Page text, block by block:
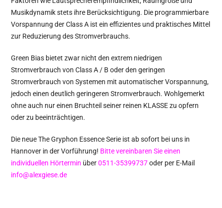
Musikdynamik stets ihre Berücksichtigung. Die programmierbare
Vorspannung der Class A ist ein effizientes und praktisches Mittel
zur Reduzierung des Stromverbrauchs.
Green Bias bietet zwar nicht den extrem niedrigen
Stromverbrauch von Class A / B oder den geringen
Stromverbrauch von Systemen mit automatischer Vorspannung,
jedoch einen deutlich geringeren Stromverbrauch. Wohlgemerkt
ohne auch nur einen Bruchteil seiner reinen KLASSE zu opfern
oder zu beeinträchtigen.
Die neue The Gryphon Essence Serie ist ab sofort bei uns in
Hannover in der Vorführung! Bitte vereinbaren Sie einen
individuellen Hörtermin über0511-35399737oder per E-Mail
info@alexgiese.de